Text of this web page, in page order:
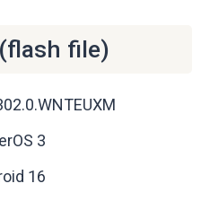
file)
3
16